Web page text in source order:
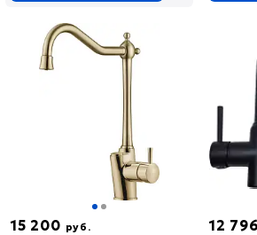
15 200 руб.
12 796